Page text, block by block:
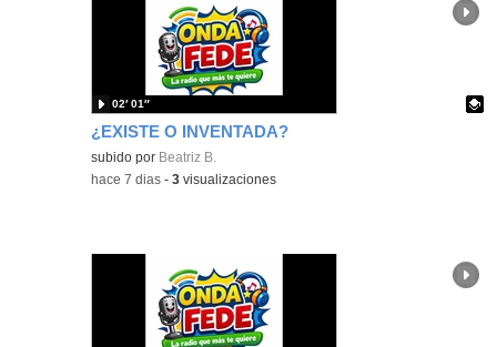
¿EXISTE O INVENTADA?
Contenido educativo.
subido por Beatriz B.
02′ 01″
-hace 7 dias -3 visualizaciones